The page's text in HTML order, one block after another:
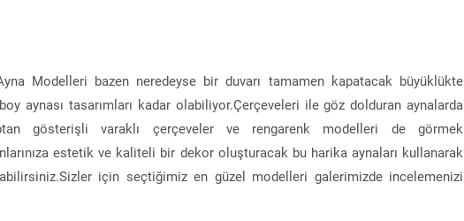
Modelleri bazen neredeyse bir duvarı tamamen kapatacak büyüklükte
aynası tasarımları kadar olabiliyor.Çerçeveleri ile göz dolduran aynalarda
gösterişli varaklı çerçeveler ve rengarenk modelleri de görmek
estetik ve kaliteli bir dekor oluşturacak bu harika aynaları kullanarak
için seçtiğimiz en güzel modelleri galerimizde incelemenizi